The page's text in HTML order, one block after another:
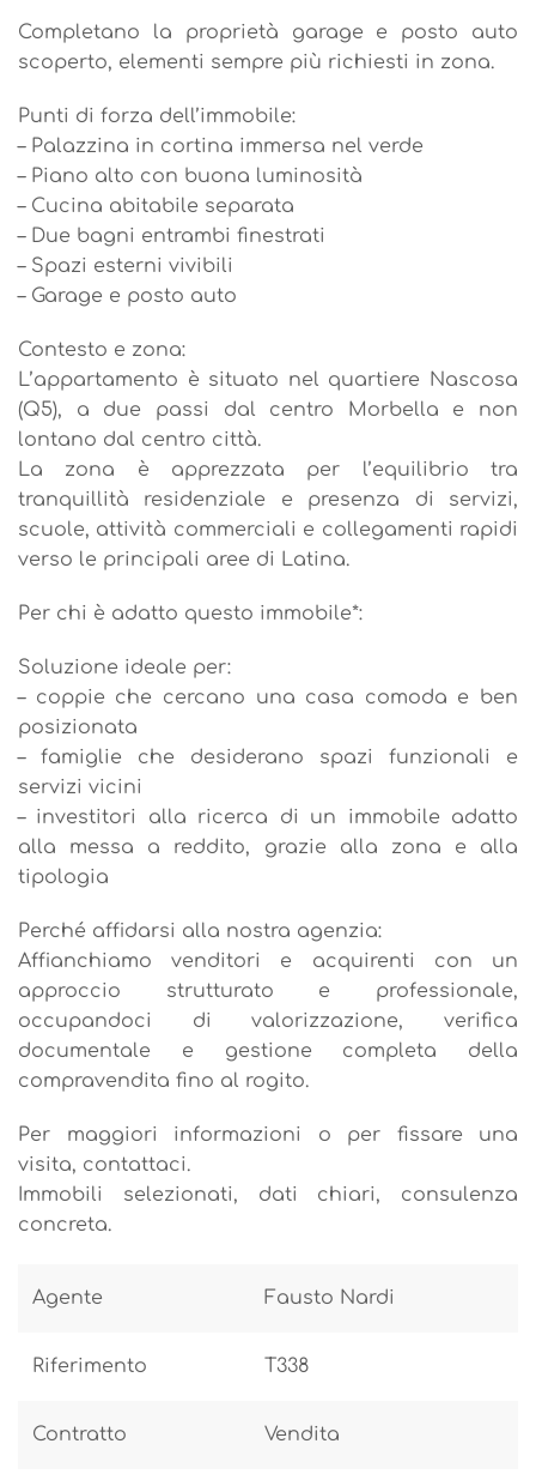
Completano la proprietà garage e posto auto
scoperto, elementi sempre più richiesti in zona.
Punti di forza dell’immobile:
– Palazzina in cortina immersa nel verde
– Piano alto con buona luminosità
– Cucina abitabile separata
– Due bagni entrambi finestrati
– Spazi esterni vivibili
– Garage e posto auto
Contesto e zona:
L’appartamento è situato nel quartiere Nascosa
(Q5), a due passi dal centro Morbella e non
lontano dal centro città.
La zona è apprezzata per l’equilibrio tra
tranquillità residenziale e presenza di servizi,
scuole, attività commerciali e collegamenti rapidi
verso le principali aree di Latina.
Per chi è adatto questo immobile*:
Soluzione ideale per:
– coppie che cercano una casa comoda e ben
posizionata
– famiglie che desiderano spazi funzionali e
servizi vicini
– investitori alla ricerca di un immobile adatto
alla messa a reddito, grazie alla zona e alla
tipologia
Perché affidarsi alla nostra agenzia:
Affianchiamo venditori e acquirenti con un
approccio strutturato e professionale,
occupandoci di valorizzazione, verifica
documentale e gestione completa della
compravendita fino al rogito.
Per maggiori informazioni o per fissare una
visita, contattaci.
Immobili selezionati, dati chiari, consulenza
concreta.
Agente Fausto Nardi
Riferimento T338
Contratto Vendita